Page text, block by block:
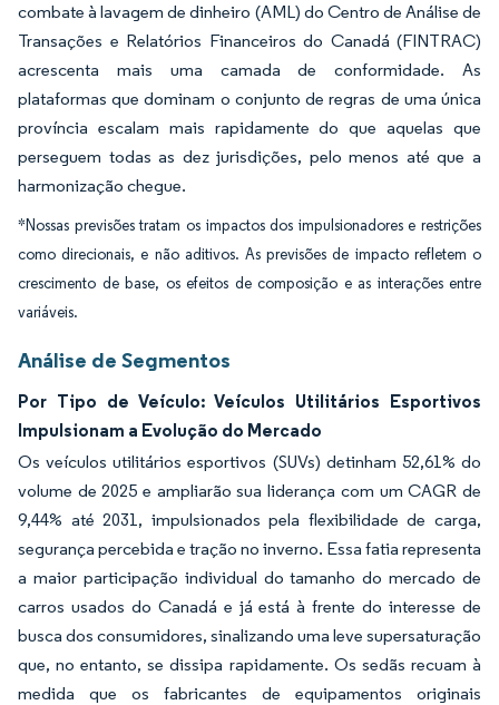
combate à lavagem de dinheiro (AML) do Centro de Análise de
Transações e Relatórios Financeiros do Canadá (FINTRAC)
acrescenta mais uma camada de conformidade. As
plataformas que dominam o conjunto de regras de uma única
província escalam mais rapidamente do que aquelas que
perseguem todas as dez jurisdições, pelo menos até que a
harmonização chegue.
*Nossas previsões tratam os impactos dos impulsionadores e restrições
como direcionais, e não aditivos. As previsões de impacto refletem o
crescimento de base, os efeitos de composição e as interações entre
variáveis.
Análise de Segmentos
Por Tipo de Veículo: Veículos Utilitários Esportivos
Impulsionam a Evolução do Mercado
Os veículos utilitários esportivos (SUVs) detinham 52,61% do
volume de 2025 e ampliarão sua liderança com um CAGR de
9,44% até 2031, impulsionados pela flexibilidade de carga,
segurança percebida e tração no inverno. Essa fatia representa
a maior participação individual do tamanho do mercado de
carros usados do Canadá e já está à frente do interesse de
busca dos consumidores, sinalizando uma leve supersaturação
que, no entanto, se dissipa rapidamente. Os sedãs recuam à
medida que os fabricantes de equipamentos originais